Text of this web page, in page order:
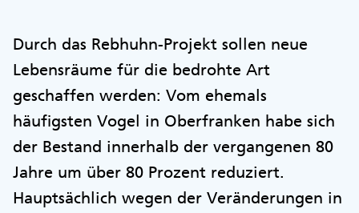
Durch das Rebhuhn-Projekt sollen neue
Lebensräume für die bedrohte Art
geschaffen werden: Vom ehemals
häufigsten Vogel in Oberfranken habe sich
der Bestand innerhalb der vergangenen 80
Jahre um über 80 Prozent reduziert.
Hauptsächlich wegen der Veränderungen in